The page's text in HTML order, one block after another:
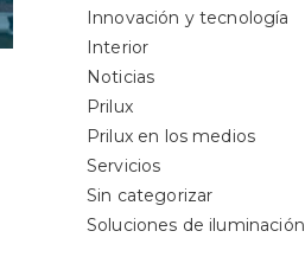
Innovación y tecnología
Interior
Noticias
Prilux
Prilux en los medios
Servicios
Sin categorizar
Soluciones de iluminación